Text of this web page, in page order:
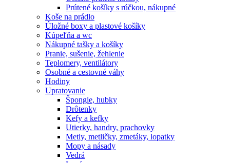
Prútené košíky s rúčkou, nákupné
Koše na prádlo
Úložné boxy a plastové košíky
Kúpeľňa a wc
Nákupné tašky a košíky
Pranie, sušenie, žehlenie
Teplomery, ventilátory
Osobné a cestovné váhy
Hodiny
Upratovanie
Špongie, hubky
Drôtenky
Kefy a kefky
Utierky, handry, prachovky
Metly, metličky, zmetáky, lopatky
Mopy a násady
Vedrá